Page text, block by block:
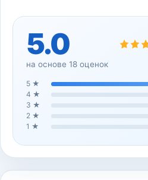
5.0
на основе 18 оценок
5 ★
4 ★
3 ★
2 ★
1 ★